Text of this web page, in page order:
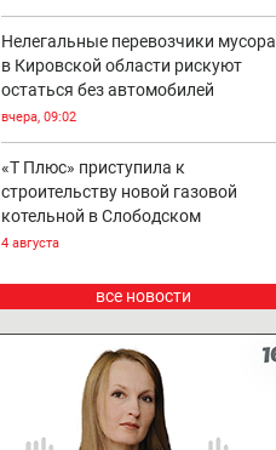
Нелегальные перевозчики мусора
в Кировской области рискуют
остаться без автомобилей
вчера, 09:02
«Т Плюс» приступила к
строительству новой газовой
котельной в Слободском
4 августа
все новости